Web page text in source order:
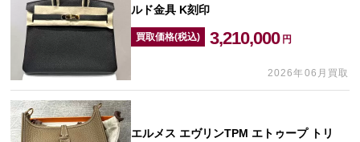
ルド金具 K刻印
買取価格(税込) 3,210,000 円
2026年06月買取
エルメス エヴリンTPM エトゥープ トリ